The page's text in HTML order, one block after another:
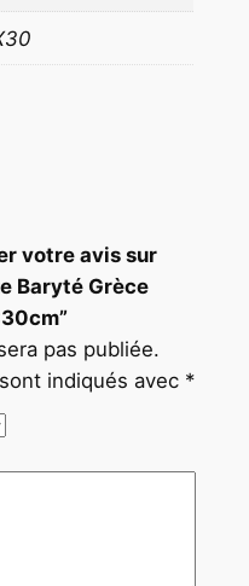
votre avis sur
Baryté Grèce
pas publiée.
indiqués avec *